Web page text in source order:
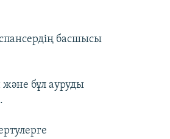
басшысы
және бұл ауруды